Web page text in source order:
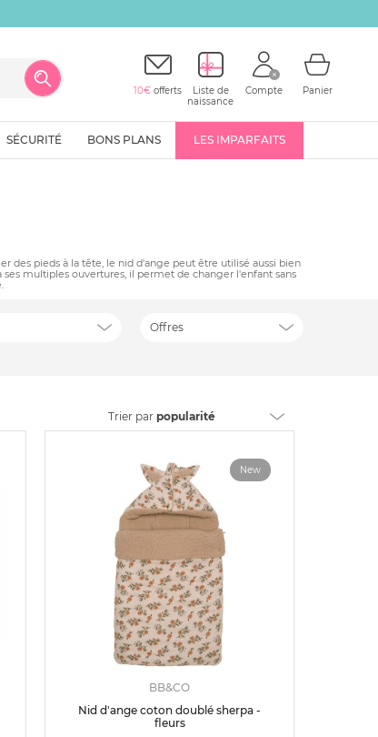
10€ offerts
Liste de
naissance
Compte Panier
SÉCURITÉ BONS PLANS LES IMPARFAITS
des pieds à la tête, le nid d'ange peut être utilisé aussi bien
ses multiples ouvertures, il permet de changer l'enfant sans
Offres
Trier par popularité
New
BB&CO
Nid d'ange coton doublé sherpa -
fleurs